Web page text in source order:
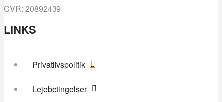
CVR: 20892439
LINKS
Privatlivspolitik
Lejebetingelser